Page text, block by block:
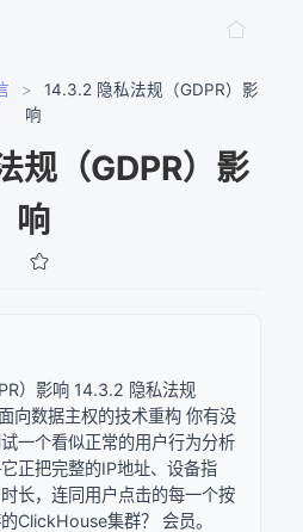
>
14.3.2 隐私法规（GDPR）影
响
规（GDPR）影
响
）影响 14.3.2 隐私法规
向数据主权的技术重构 你有没
一个看似正常的用户行为分析
正把完整的IP地址、设备指
长，连同用户点击的每一个按
ClickHouse集群？ 会员。
后重试